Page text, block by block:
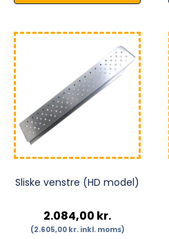
Sliske venstre (HD model)
2.084,00 kr.
(2.605,00 kr.inkl. moms)